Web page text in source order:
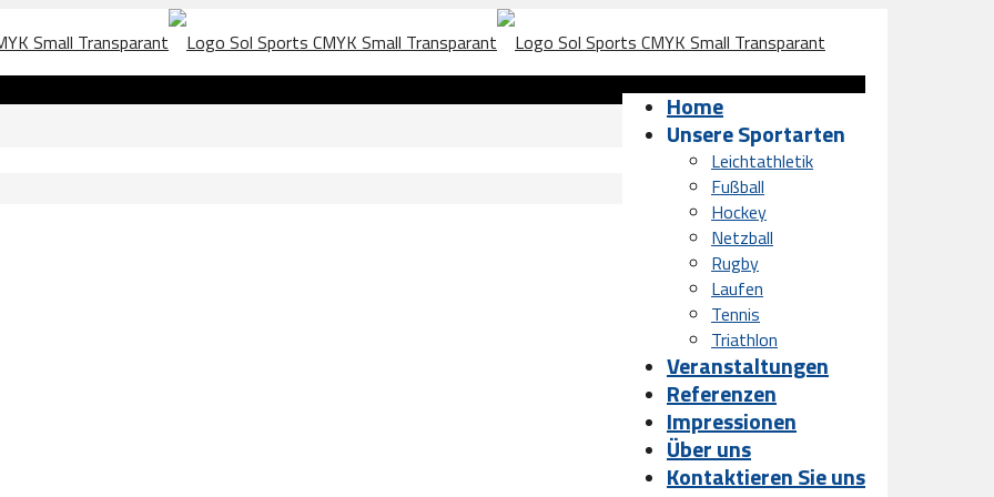
Home
Unsere Sportarten
Leichtathletik
Fußball
Hockey
Netzball
Rugby
Laufen
Tennis
Triathlon
Veranstaltungen
Referenzen
Impressionen
Über uns
Kontaktieren Sie uns